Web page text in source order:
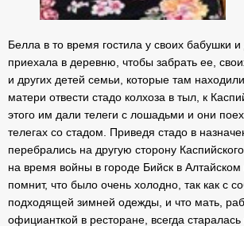
Белла в то время гостила у своих бабушки
приехала в деревню, чтобы забрать ее,
и других детей семьи, которые там
матери отвести стадо колхоза в тыл, к
этого им дали телеги с лошадьми и они
телегах со стадом. Приведя стадо в
перебрались на другую сторону
на время войны в городе Бийск в
помнит, что было очень холодно, так как с
подходящей зимней одежды, и что мать,
официанткой в ресторане, всегда